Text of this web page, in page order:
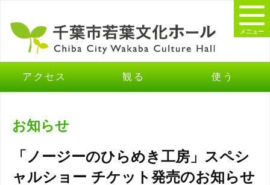
アクセス 観る 使う
メニュー
お知らせ
「ノージーのひらめき工房」スペシ
ャルショー チケット発売のお知らせ